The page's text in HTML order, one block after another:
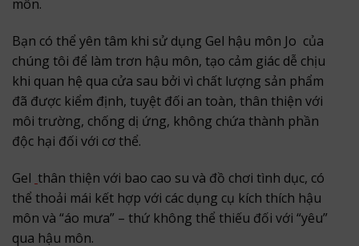
môn.
Bạn có thể yên tâm khi sử dụng Gel hậu môn Jo của
chúng tôi để làm trơn hậu môn, tạo cảm giác dễ chịu
khi quan hệ qua cửa sau bởi vì chất lượng sản phẩm
đã được kiểm định, tuyệt đối an toàn, thân thiện với
môi trường, chống dị ứng, không chứa thành phần
độc hại đối với cơ thể.
Gel thân thiện với bao cao su và đồ chơi tình dục, có
thể thoải mái kết hợp với các dụng cụ kích thích hậu
môn và “áo mưa” – thứ không thể thiếu đối với “yêu”
qua hậu môn.